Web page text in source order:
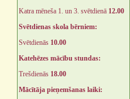
Katra mēneša 1. un 3. svētdienā 12.00
Svētdienas skola bērniem:
Svētdienās 10.00
Katehēzes mācību stundas:
Trešdienās 18.00
Mācītāja pieņemšanas laiki: